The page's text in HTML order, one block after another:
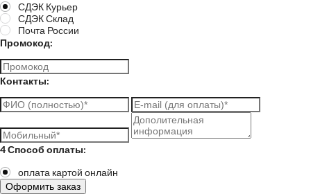
СДЭК Курьер
СДЭК Склад
Почта России
Промокод:
Контакты:
4 Способ оплаты:
оплата картой онлайн